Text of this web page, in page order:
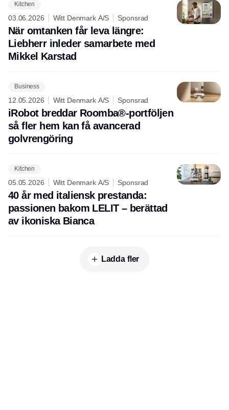
Kitchen
03.06.2026 Witt Denmark A/S Sponsrad
När omtanken får leva längre:
Liebherr inleder samarbete med
Mikkel Karstad
Business
12.05.2026 Witt Denmark A/S Sponsrad
iRobot breddar Roomba®-portföljen
så fler hem kan få avancerad
golvrengöring
Kitchen
05.05.2026 Witt Denmark A/S Sponsrad
40 år med italiensk prestanda:
passionen bakom LELIT – berättad
av ikoniska Bianca
Ladda fler